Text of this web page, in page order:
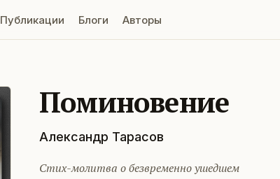
Публикации Блоги Авторы
Поминовение
Александр Тарасов
Стих-молитва о безвременно ушедшем